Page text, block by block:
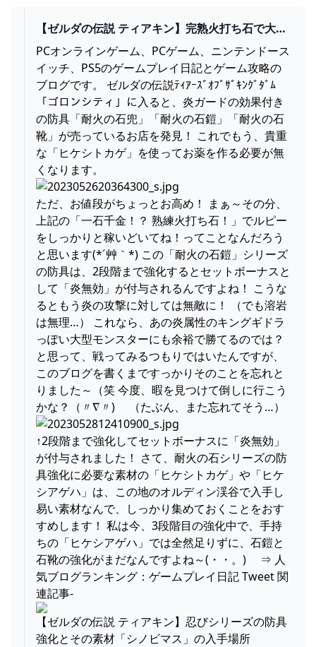
【ゼルダの伝説 ティアキン】完熟火打ち石で大儲
け！と、炎無効にもなる「耐火の石鎧」シリーズ -
狩人と猫のぶるぷろ冒険日誌
PCオンラインゲーム、PCゲーム、ニンテンドース
イッチ、PS5のゲームプレイ日記とゲーム攻略の
ブログです。 ゼルダの伝説ﾃｨｱｰｽﾞｵﾌﾞｻﾞｷﾝｸﾞﾀﾞﾑ
「ゴロンシティ」に入ると、炎ガードの効果付き
の防具「耐火の石兜」「耐火の石鎧」「耐火の石
靴」が売っているお店を発見！ これでもう、貴重
な「ヒケシトカゲ」を使ってお薬を作る必要が無
くなります。
ただ、お値段がちょっとお高め！ まぁ～その分、
上記の「一石千金！？ 熟練火打ち石！」でルピー
をしっかりと稼いどいてね！ってことなんだろう
と思います(*´艸｀*) この「耐火の石鎧」シリーズ
の防具は、2段階まで強化するとセットボーナスと
して「炎無効」が付与されるんですよね！ こうな
るともう炎の攻撃に対しては無敵に！ （でも溶岩
は無理…） これなら、あの炎属性のキングギドラ
っぽい大型モンスターにも余裕で勝てるのでは？
と思って、戦ってみるつもりではいたんですが、
このブログを書くまですっかりそのことを忘れと
りました～（笑 今度、暇を見つけて倒しに行こう
かな？（〃∇〃)ゞ （たぶん、また忘れてそう…）
↑2段階まで強化してセットボーナスに「炎無効」
が付与されました！ さて、耐火の石シリーズの防
具強化に必要な素材の「ヒケシトカゲ」や「ヒケ
シアゲハ」は、この地のオルディン渓谷で入手し
易い素材なんで、しっかり集めておくことをおす
すめします！ 私は今、3段階目の強化中で、手持
ちの「ヒケシアゲハ」では全然足りずに、石鎧と
石靴の強化がまだなんですよね～(・・。)ゞ ⇒ 人
気ブログランキング：ゲームプレイ日記 Tweet 関
連記事-
【ゼルダの伝説 ティアキン】忍びシリーズの防具
強化とその素材「シノビマス」の入手場所